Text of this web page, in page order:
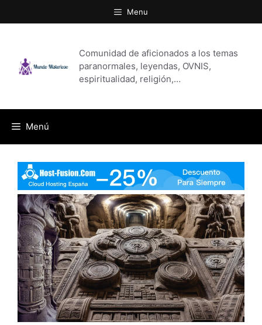
al
Menu
Comunidad de aficionados a los temas
paranormales, leyendas, OVNIS,
espiritualidad, religión,…
Menú